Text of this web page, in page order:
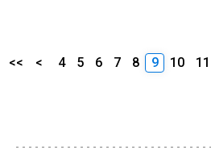
<< < 4 5 6 7 8 9 10 11